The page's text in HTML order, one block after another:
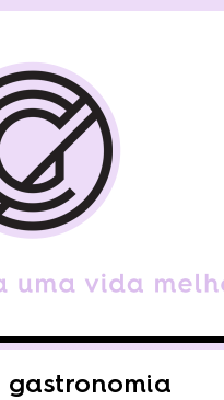
gastronomia